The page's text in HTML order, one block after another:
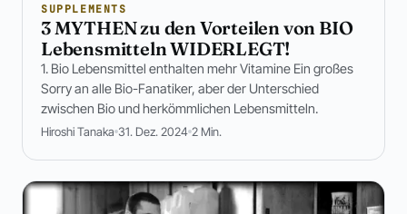
SUPPLEMENTS
3 MYTHEN zu den Vorteilen von BIO
Lebensmitteln WIDERLEGT!
1. Bio Lebensmittel enthalten mehr Vitamine Ein großes
Sorry an alle Bio-Fanatiker, aber der Unterschied
zwischen Bio und herkömmlichen Lebensmitteln.
Hiroshi Tanaka 31. Dez. 2024 2 Min.